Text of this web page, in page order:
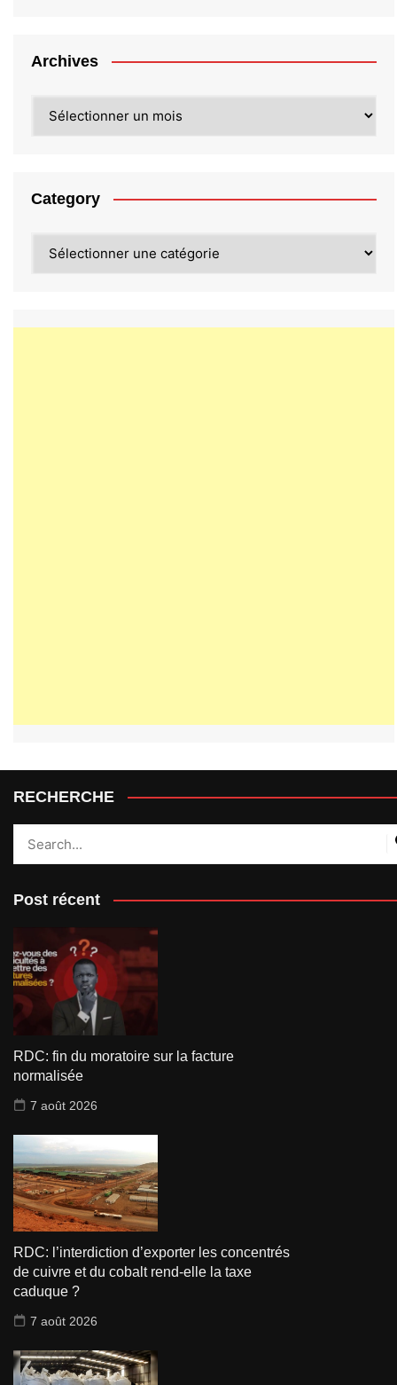
Archives
Category
RECHERCHE
Post récent
RDC: fin du moratoire sur la facture
normalisée
7 août 2026
RDC: l’interdiction d’exporter les concentrés
de cuivre et du cobalt rend-elle la taxe
caduque ?
7 août 2026